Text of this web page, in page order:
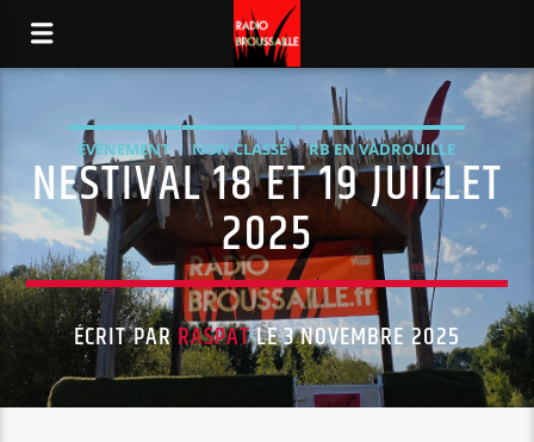
ÉVÈNEMENT NON CLASSÉ RB EN VADROUILLE
NESTIVAL 18 ET 19 JUILLET
2025
ÉCRIT PARRASPATLE 3 NOVEMBRE 2025